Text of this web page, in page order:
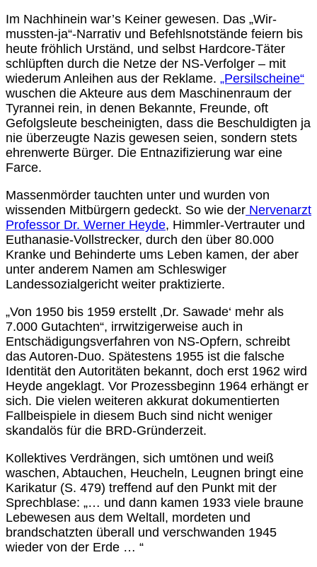
Im Nachhinein war’s Keiner gewesen. Das „Wir-
mussten-ja“-Narrativ und Befehlsnotstände feiern bis
heute fröhlich Urständ, und selbst Hardcore-Täter
schlüpften durch die Netze der NS-Verfolger – mit
wiederum Anleihen aus der Reklame. „Persilscheine“
wuschen die Akteure aus dem Maschinenraum der
Tyrannei rein, in denen Bekannte, Freunde, oft
Gefolgsleute bescheinigten, dass die Beschuldigten ja
nie überzeugte Nazis gewesen seien, sondern stets
ehrenwerte Bürger. Die Entnazifizierung war eine
Farce.
Massenmörder tauchten unter und wurden von
wissenden Mitbürgern gedeckt. So wie der Nervenarzt
Professor Dr. Werner Heyde, Himmler-Vertrauter und
Euthanasie-Vollstrecker, durch den über 80.000
Kranke und Behinderte ums Leben kamen, der aber
unter anderem Namen am Schleswiger
Landessozialgericht weiter praktizierte.
„Von 1950 bis 1959 erstellt ‚Dr. Sawade‘ mehr als
7.000 Gutachten“, irrwitzigerweise auch in
Entschädigungsverfahren von NS-Opfern, schreibt
das Autoren-Duo. Spätestens 1955 ist die falsche
Identität den Autoritäten bekannt, doch erst 1962 wird
Heyde angeklagt. Vor Prozessbeginn 1964 erhängt er
sich. Die vielen weiteren akkurat dokumentierten
Fallbeispiele in diesem Buch sind nicht weniger
skandalös für die BRD-Gründerzeit.
Kollektives Verdrängen, sich umtönen und weiß
waschen, Abtauchen, Heucheln, Leugnen bringt eine
Karikatur (S. 479) treffend auf den Punkt mit der
Sprechblase: „… und dann kamen 1933 viele braune
Lebewesen aus dem Weltall, mordeten und
brandschatzten überall und verschwanden 1945
wieder von der Erde … “